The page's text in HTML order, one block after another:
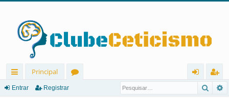
in
Principal
eg
Entrar Registrar